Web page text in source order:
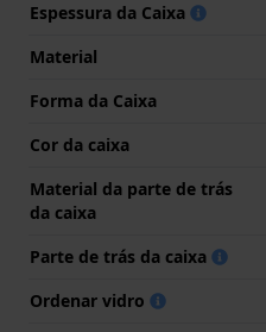
Espessura da Caixa
Material
Forma da Caixa
Cor da caixa
Material da parte de trás
da caixa
Parte de trás da caixa
Ordenar vidro